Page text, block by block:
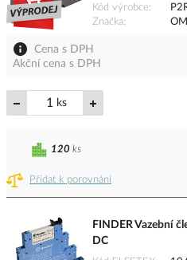
Kód výrobce
Značka
Cena s DPH
Akční cena s DPH
ks
Přidat k porovnání
120 ks
FINDER Vazební
DC